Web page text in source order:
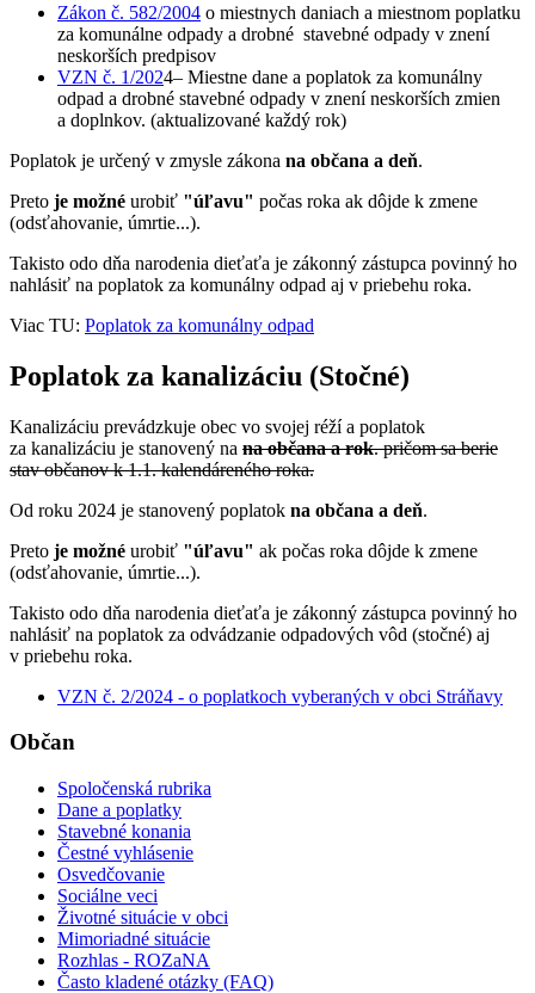
Zákon č. 582/2004 o miestnych daniach a miestnom poplatku
za komunálne odpady a drobné stavebné odpady v znení
neskorších predpisov
VZN č. 1/2024– Miestne dane a poplatok za komunálny
odpad a drobné stavebné odpady v znení neskorších zmien
a doplnkov. (aktualizované každý rok)
Poplatok je určený v zmysle zákona na občana a deň.
Preto je možné urobiť "úľavu" počas roka ak dôjde k zmene
(odsťahovanie, úmrtie...).
Takisto odo dňa narodenia dieťaťa je zákonný zástupca povinný ho
nahlásiť na poplatok za komunálny odpad aj v priebehu roka.
Viac TU: Poplatok za komunálny odpad
Poplatok za kanalizáciu (Stočné)
Kanalizáciu prevádzkuje obec vo svojej réží a poplatok
za kanalizáciu je stanovený na na občana a rok. pričom sa berie
stav občanov k 1.1. kalendáreného roka.
Od roku 2024 je stanovený poplatok na občana a deň.
Preto je možné urobiť "úľavu" ak počas roka dôjde k zmene
(odsťahovanie, úmrtie...).
Takisto odo dňa narodenia dieťaťa je zákonný zástupca povinný ho
nahlásiť na poplatok za odvádzanie odpadových vôd (stočné) aj
v priebehu roka.
VZN č. 2/2024 - o poplatkoch vyberaných v obci Stráňavy
Občan
Spoločenská rubrika
Dane a poplatky
Stavebné konania
Čestné vyhlásenie
Osvedčovanie
Sociálne veci
Životné situácie v obci
Mimoriadné situácie
Rozhlas - ROZaNA
Často kladené otázky (FAQ)